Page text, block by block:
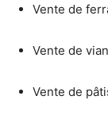
Vente de
Vente de
Vente de